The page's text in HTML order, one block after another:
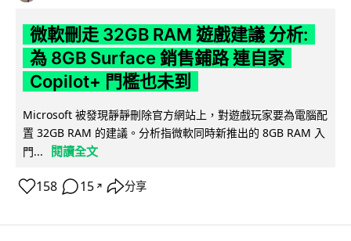
微軟刪走 32GB RAM 遊戲建議 分析:
為 8GB Surface 銷售鋪路 連自家
Copilot+ 門檻也未到
Microsoft 被發現靜靜刪除官方網站上，對遊戲玩家要為電腦配
置 32GB RAM 的建議。分析指微軟同時新推出的 8GB RAM 入
門...
閱讀全文
158 15 ↗ 分享